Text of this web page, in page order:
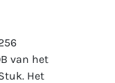
van het
Het